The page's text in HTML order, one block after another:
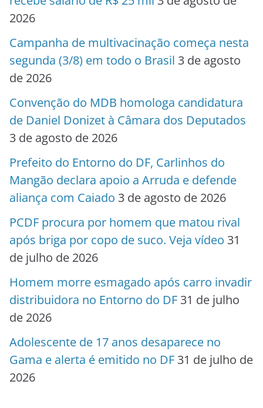
2026
Campanha de multivacinação começa nesta
segunda (3/8) em todo o Brasil 3 de agosto
de 2026
Convenção do MDB homologa candidatura
de Daniel Donizet à Câmara dos Deputados
3 de agosto de 2026
Prefeito do Entorno do DF, Carlinhos do
Mangão declara apoio a Arruda e defende
aliança com Caiado 3 de agosto de 2026
PCDF procura por homem que matou rival
após briga por copo de suco. Veja vídeo 31
de julho de 2026
Homem morre esmagado após carro invadir
distribuidora no Entorno do DF 31 de julho
de 2026
Adolescente de 17 anos desaparece no
Gama e alerta é emitido no DF 31 de julho de
2026